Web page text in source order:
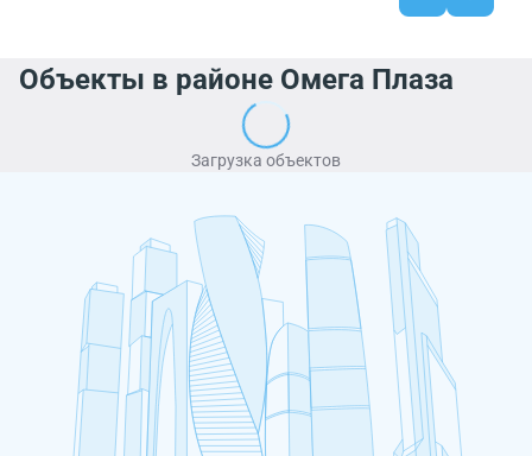
Объекты в районе Омега Плаза
Загрузка объектов